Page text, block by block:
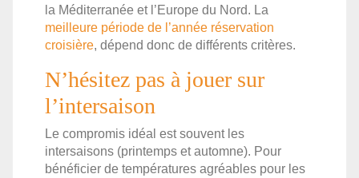
la Méditerranée et l’Europe du Nord. La
meilleure période de l’année réservation
croisière, dépend donc de différents critères.
N’hésitez pas à jouer sur
l’intersaison
Le compromis idéal est souvent les
intersaisons (printemps et automne). Pour
bénéficier de températures agréables pour les